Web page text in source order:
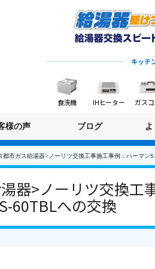
キッチ
食洗機 IHヒーター ガス
様の声 ブログ
都市ガス給湯器>ノーリツ交換工事施工事例：ハーマン
器>ノーリツ交換工
60TBLへの交換